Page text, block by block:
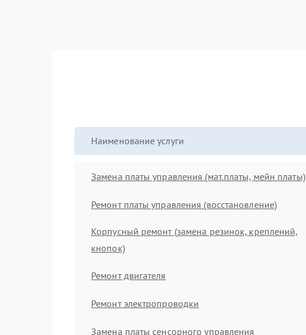
Наименование услуги
Замена платы управления (мат.платы, мейн платы)
Ремонт платы управления (восстановление)
Корпусный ремонт (замена резинок, креплений,
кнопок)
Ремонт двигателя
Ремонт электропроводки
Замена платы сенсорного управления